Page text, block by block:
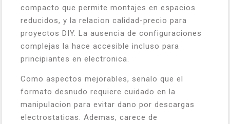
compacto que permite montajes en espacios
reducidos, y la relacion calidad-precio para
proyectos DIY. La ausencia de configuraciones
complejas la hace accesible incluso para
principiantes en electronica.
Como aspectos mejorables, senalo que el
formato desnudo requiere cuidado en la
manipulacion para evitar dano por descargas
electrostaticas. Ademas, carece de